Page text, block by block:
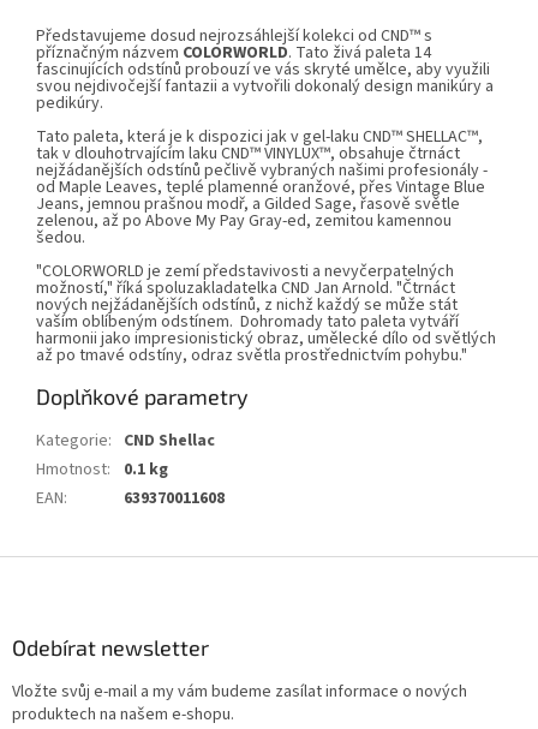
Představujeme dosud nejrozsáhlejší kolekci od CND™ s
příznačným názvem COLORWORLD. Tato živá paleta 14
fascinujících odstínů probouzí ve vás skryté umělce, aby využili
svou nejdivočejší fantazii a vytvořili dokonalý design manikúry a
pedikúry.
Tato paleta, která je k dispozici jak v gel-laku CND™ SHELLAC™,
tak v dlouhotrvajícím laku CND™ VINYLUX™, obsahuje čtrnáct
nejžádanějších odstínů pečlivě vybraných našimi profesionály -
od Maple Leaves, teplé plamenné oranžové, přes Vintage Blue
Jeans, jemnou prašnou modř, a Gilded Sage, řasově světle
zelenou, až po Above My Pay Gray-ed, zemitou kamennou
šedou.
"COLORWORLD je zemí představivosti a nevyčerpatelných
možností," říká spoluzakladatelka CND Jan Arnold. "Čtrnáct
nových nejžádanějších odstínů, z nichž každý se může stát
vaším oblíbeným odstínem. Dohromady tato paleta vytváří
harmonii jako impresionistický obraz, umělecké dílo od světlých
až po tmavé odstíny, odraz světla prostřednictvím pohybu."
Doplňkové parametry
Kategorie: CND Shellac
Hmotnost:
0.1 kg
EAN: 639370011608
Odebírat newsletter
Vložte svůj e-mail a my vám budeme zasílat informace o nových
produktech na našem e-shopu.